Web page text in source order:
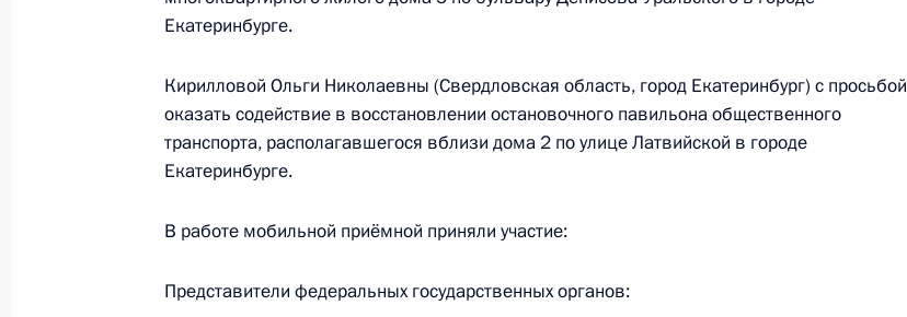
Российской Федерации по общественным связям и коммуникациям Александром
Смирновым в Приёмной Президента Российской Федерации по приёму граждан
10 мая 2018 года, 19:30
в Томской области мобильной приёмной Президента Российской Федерации
Екатеринбурге.
Кирилловой Ольги Николаевны (Свердловская область, город Екатеринбург) с просьбой
оказать содействие в восстановлении остановочного павильона общественного
транспорта, располагавшегося вблизи дома 2 по улице Латвийской в городе
Екатеринбурге.
В работе мобильной приёмной приняли участие:
Представители федеральных государственных органов: